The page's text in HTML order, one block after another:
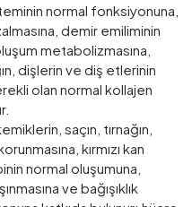
normal fonksiyonuna,
demir emiliminin
metabolizmasına,
dişlerin ve diş etlerinin
olan normal kollajen
saçın, tırnağın,
kırmızı kan
normal oluşumuna,
ve bağışıklık